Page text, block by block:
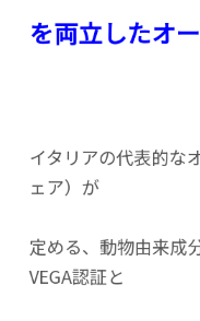
を両立したオ
イタリアの代表的な
ェア）が
定める、動物由来成
VEGA認証と